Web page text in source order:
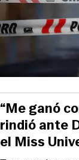
“Me ganó
rindió ante
el Miss